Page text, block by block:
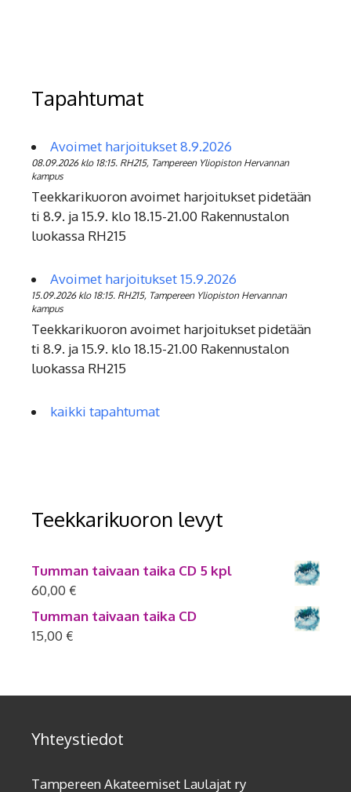
Tapahtumat
Avoimet harjoitukset 8.9.2026
08.09.2026 klo 18:15. RH215, Tampereen Yliopiston Hervannan
kampus
Teekkarikuoron avoimet harjoitukset pidetään
ti 8.9. ja 15.9. klo 18.15-21.00 Rakennustalon
luokassa RH215
Avoimet harjoitukset 15.9.2026
15.09.2026 klo 18:15. RH215, Tampereen Yliopiston Hervannan
kampus
Teekkarikuoron avoimet harjoitukset pidetään
ti 8.9. ja 15.9. klo 18.15-21.00 Rakennustalon
luokassa RH215
kaikki tapahtumat
Teekkarikuoron levyt
Tumman taivaan taika CD 5 kpl
60,00 €
Tumman taivaan taika CD
15,00 €
Yhteystiedot
Tampereen Akateemiset Laulajat ry